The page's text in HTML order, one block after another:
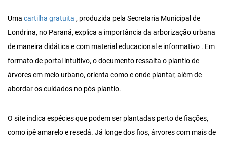
Uma cartilha gratuita , produzida pela Secretaria Municipal de
Londrina, no Paraná, explica a importância da arborização urbana
de maneira didática e com material educacional e informativo . Em
formato de portal intuitivo, o documento ressalta o plantio de
árvores em meio urbano, orienta como e onde plantar, além de
abordar os cuidados no pós-plantio.
O site indica espécies que podem ser plantadas perto de fiações,
como ipê amarelo e resedá. Já longe dos fios, árvores com mais de